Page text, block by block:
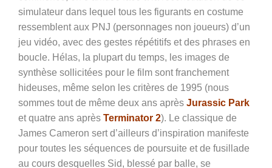
simulateur dans lequel tous les figurants en costume
ressemblent aux PNJ (personnages non joueurs) d’un
jeu vidéo, avec des gestes répétitifs et des phrases en
boucle. Hélas, la plupart du temps, les images de
synthèse sollicitées pour le film sont franchement
hideuses, même selon les critères de 1995 (nous
sommes tout de même deux ans après Jurassic Park
et quatre ans après Terminator 2). Le classique de
James Cameron sert d’ailleurs d’inspiration manifeste
pour toutes les séquences de poursuite et de fusillade
au cours desquelles Sid, blessé par balle, se